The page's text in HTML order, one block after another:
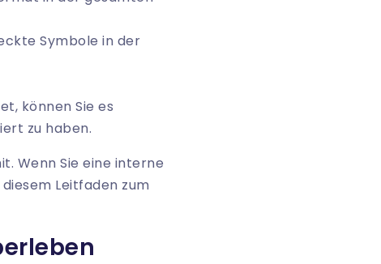
Symbole in der
können Sie es
zu haben.
Wenn Sie eine interne
Leitfaden zum